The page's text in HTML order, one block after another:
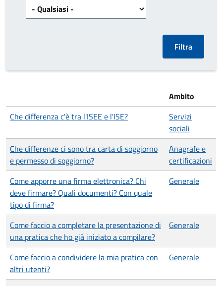
Ambito
Che differenza c'è tra l'ISEE e l'ISE?
Servizi
sociali
Che differenze ci sono tra carta di soggiorno
e permesso di soggiorno?
Anagrafe e
certificazioni
Come apporre una firma elettronica? Chi
deve firmare? Quali documenti? Con quale
tipo di firma?
Generale
Come faccio a completare la presentazione di
una pratica che ho già iniziato a compilare?
Generale
Come faccio a condividere la mia pratica con
altri utenti?
Generale